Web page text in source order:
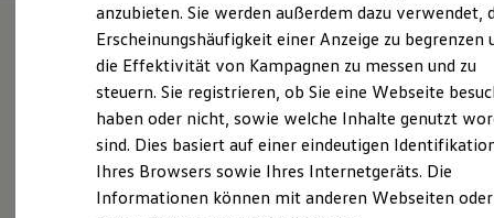
VW Connect für Ihren Transporter/Caravelle
VW Connect für Ihren Amarok
VW Connect für andere Modelle
Fleet Interface Data
Multistop Pathfinder
Übersicht Software Updates
Digitales Bordbuch
Fahrerassistenz- und Sicherheitssysteme
Herzlich willkommen bei
Volkswagen Automobile
Leipzig
anzubieten. Sie werden außerdem dazu verwendet,
Erscheinungshäufigkeit einer Anzeige zu begrenzen
die Effektivität von Kampagnen zu messen und zu
steuern. Sie registrieren, ob Sie eine Webseite
haben oder nicht, sowie welche Inhalte genutzt
sind. Dies basiert auf einer eindeutigen
Ihres Browsers sowie Ihres Internetgeräts. Die
Informationen können mit anderen Webseiten oder